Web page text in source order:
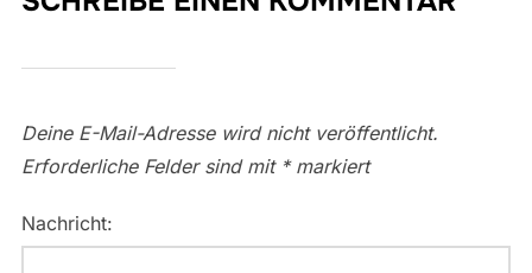
Deine E-Mail-Adresse wird nicht veröffentlicht.
Erforderliche Felder sind mit *markiert
Nachricht: